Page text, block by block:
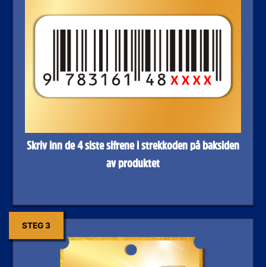
Skriv inn de 4 siste sifrene i strekkoden på baksiden
av produktet